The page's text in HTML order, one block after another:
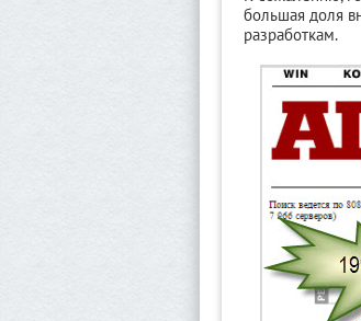
большая доля
разработкам.